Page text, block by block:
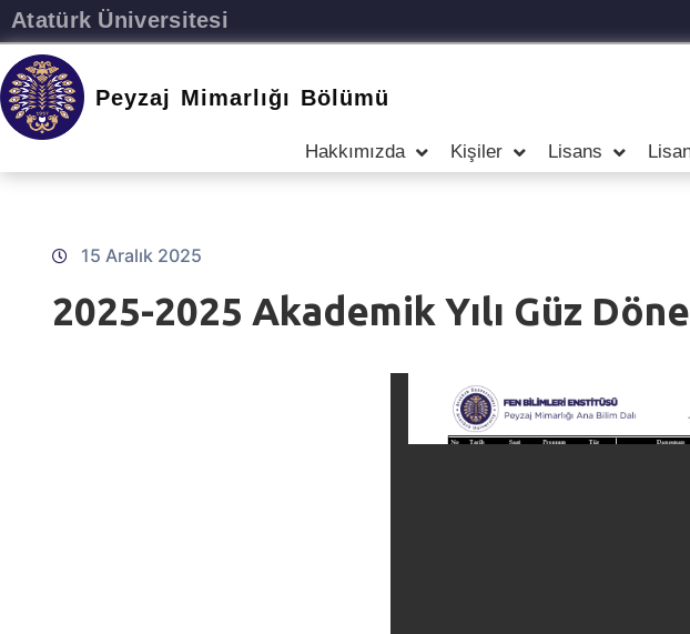
Atatürk Üniversitesi
Peyzaj Mimarlığı Bölümü
Hakkımızda Kişiler Lisans
15 Aralık 2025
2025-2025 Akademik Yılı Güz